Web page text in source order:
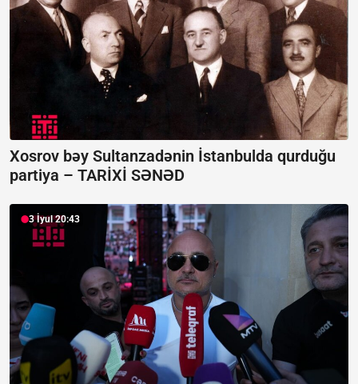
Xosrov bəy Sultanzadənin İstanbulda qurduğu
partiya – TARİXİ SƏNƏD
3 İyul 20:43